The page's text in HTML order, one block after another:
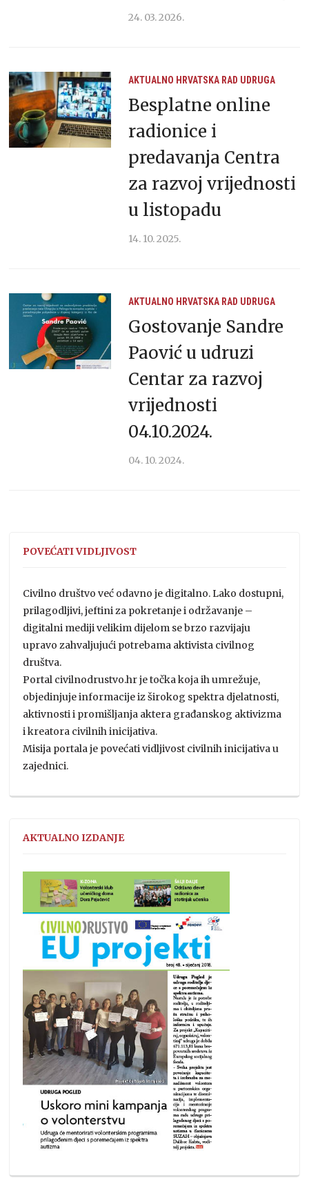
24. 03. 2026.
AKTUALNO HRVATSKA RAD UDRUGA
Besplatne online
radionice i
predavanja Centra
za razvoj vrijednosti
u listopadu
14. 10. 2025.
AKTUALNO HRVATSKA RAD UDRUGA
Gostovanje Sandre
Paović u udruzi
Centar za razvoj
vrijednosti
04.10.2024.
04. 10. 2024.
POVEĆATI VIDLJIVOST
Civilno društvo već odavno je digitalno. Lako dostupni,
prilagodljivi, jeftini za pokretanje i održavanje –
digitalni mediji velikim dijelom se brzo razvijaju
upravo zahvaljujući potrebama aktivista civilnog
društva.
Portal civilnodrustvo.hr je točka koja ih umrežuje,
objedinjuje informacije iz širokog spektra djelatnosti,
aktivnosti i promišljanja aktera građanskog aktivizma
i kreatora civilnih inicijativa.
Misija portala je povećati vidljivost civilnih inicijativa u
zajednici.
AKTUALNO IZDANJE